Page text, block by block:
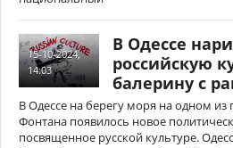
15-10-2024,
14:03
В Одессе
российскую
балерину с
В Одессе на берегу моря на одном
Фонтана появилось новое
посвященное русской культуре.